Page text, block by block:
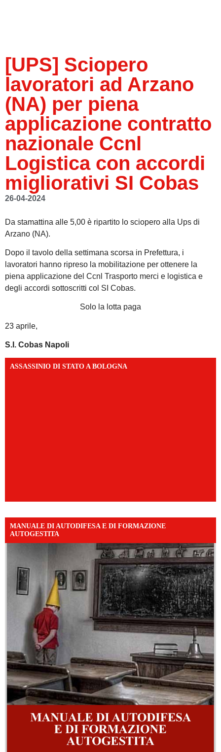
[UPS] Sciopero
lavoratori ad Arzano
(NA) per piena
applicazione contratto
nazionale Ccnl
Logistica con accordi
migliorativi SI Cobas
26-04-2024
Da stamattina alle 5,00 è ripartito lo sciopero alla Ups di
Arzano (NA).
Dopo il tavolo della settimana scorsa in Prefettura, i
lavoratori hanno ripreso la mobilitazione per ottenere la
piena applicazione del Ccnl Trasporto merci e logistica e
degli accordi sottoscritti col SI Cobas.
Solo la lotta paga
23 aprile,
S.I. Cobas Napoli
ASSASSINIO DI STATO A BOLOGNA
MANUALE DI AUTODIFESA E DI FORMAZIONE
AUTOGESTITA